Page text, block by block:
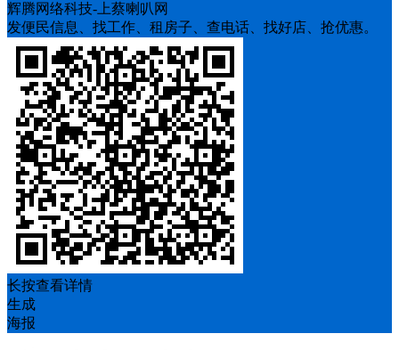
辉腾网络科技-上蔡喇叭网
发便民信息、找工作、租房子、查电话、找好店、抢优惠。
长按查看详情
生成
海报